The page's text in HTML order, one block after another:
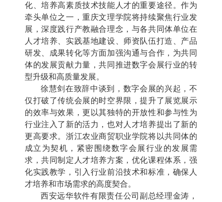
化、培养高素质技术技能人才的重要途径。作为
牵头单位之一，重庆文理学院将持续聚焦行业发
展，深度践行产教融合理念，与各共同体单位在
人才培养、实践基地建设、师资队伍打造、产品
研发、成果转化等方面加强沟通与合作，为共同
体的发展贡献力量，共同推进数字会展行业的转
型升级和高质量发展。
徐慧剑在致辞中谈到，数字会展的兴起，不
仅打破了传统会展的时空界限，提升了展览展示
的效率与效果，更以其独特的开放性和参与性为
行业注入了新的活力，也对人才培养提出了新的
更高要求。浙江农业商贸职业学院将以共同体的
成立为契机，紧密围绕数字会展行业的发展需
求，共同制定人才培养方案，优化课程体系，强
化实践教学，引入行业前沿技术和标准，确保人
才培养和市场需求的高度契合。
西安远华软件有限责任公司副总经理金涛，